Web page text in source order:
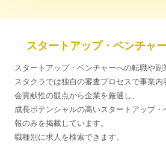
スタートアップ・ベンチャ
スタートアップ・ベンチャーへの転職や副
スタクラでは独自の審査プロセスで事業
会貢献性の観点から企業を厳選し、
成長ポテンシャルの高いスタートアップ
報のみを掲載しています。
職種別に求人を検索できます。